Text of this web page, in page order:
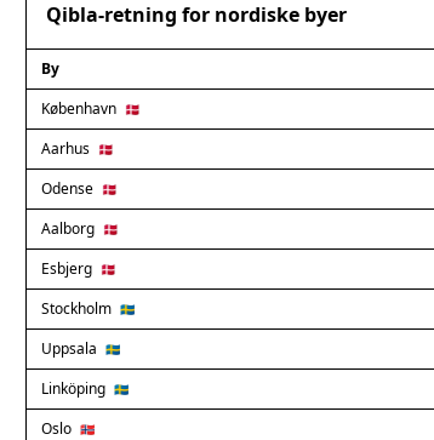
Qibla-retning for nordiske byer
By
København 🇩🇰
Aarhus 🇩🇰
Odense 🇩🇰
Aalborg 🇩🇰
Esbjerg 🇩🇰
Stockholm 🇸🇪
Uppsala 🇸🇪
Linköping 🇸🇪
Oslo 🇳🇴